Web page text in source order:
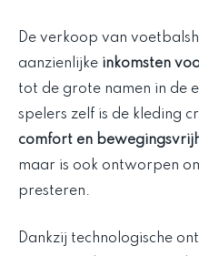
De verkoop van
aanzienlijke inkomsten
tot de grote namen in de
spelers zelf is de kleding
comfort en
maar is ook ontworpen
presteren.
Dankzij technologische